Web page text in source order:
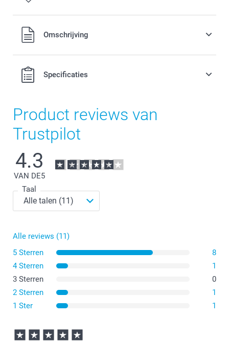
3,00 / stuk
Alle prijzen zijn in EURO (€) inclusief BTW en exclusief
verzendkosten.Omschrijving
Specificaties
Product reviews van
Trustpilot
4.3
VAN DE5
Taal
Alle reviews (11)
5 Sterren
8
4 Sterren
1
3 Sterren
0
2 Sterren
1
1 Ster
1